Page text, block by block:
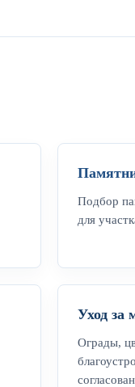
Подбор
для
Уход за
Ограды,